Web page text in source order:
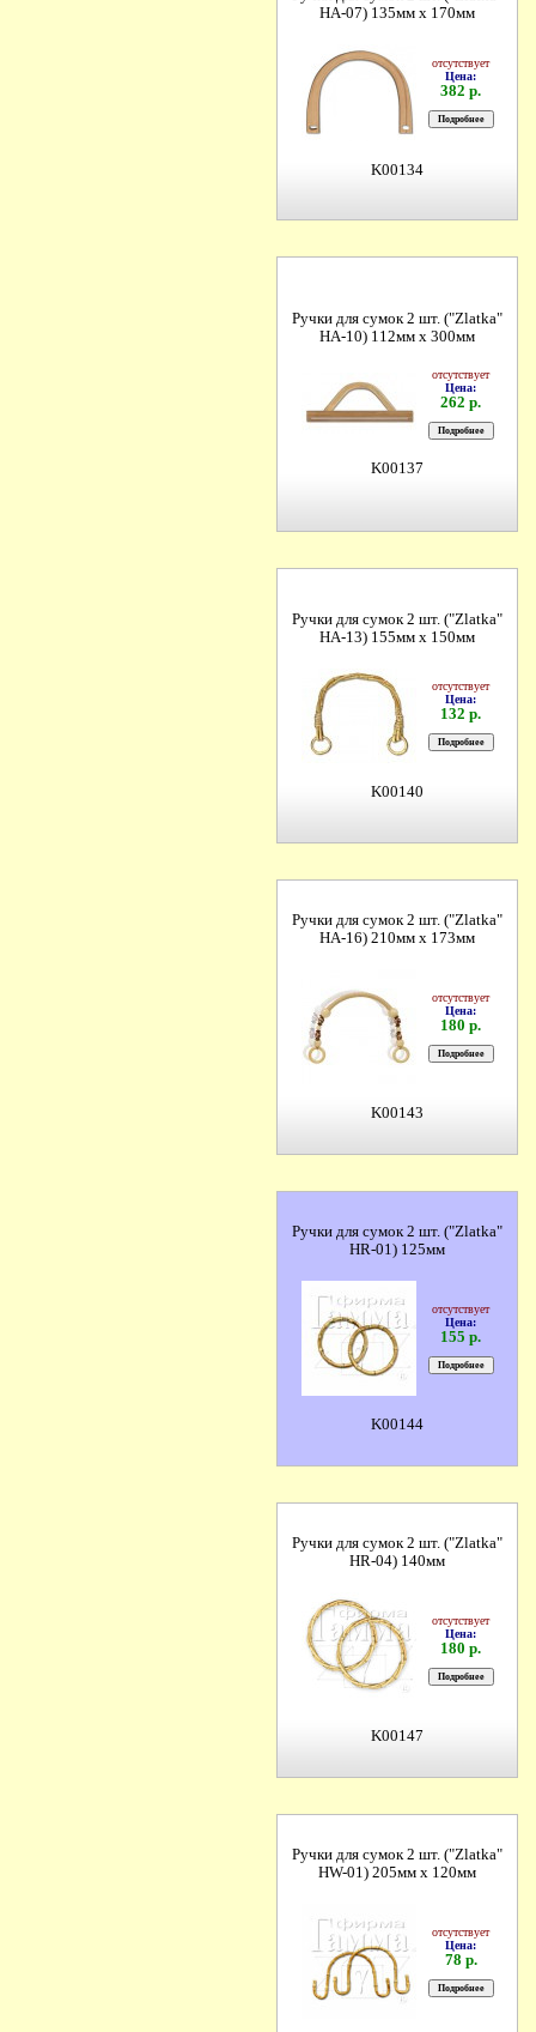
HA-07) 135мм х 170мм
отсутствует
Цена:
382 р.
K00134
Ручки для сумок 2 шт. ("Zlatka"
HA-10) 112мм х 300мм
отсутствует
Цена:
262 р.
K00137
Ручки для сумок 2 шт. ("Zlatka"
HA-13) 155мм х 150мм
отсутствует
Цена:
132 р.
K00140
Ручки для сумок 2 шт. ("Zlatka"
HA-16) 210мм х 173мм
отсутствует
Цена:
180 р.
K00143
Ручки для сумок 2 шт. ("Zlatka"
HR-01) 125мм
отсутствует
Цена:
155 р.
K00144
Ручки для сумок 2 шт. ("Zlatka"
HR-04) 140мм
отсутствует
Цена:
180 р.
K00147
Ручки для сумок 2 шт. ("Zlatka"
HW-01) 205мм х 120мм
отсутствует
Цена:
78 р.